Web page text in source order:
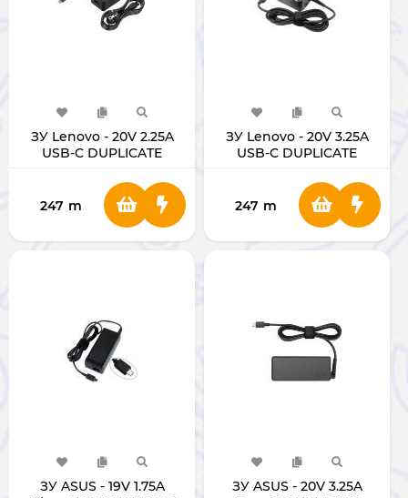
ЗУ Lenovo - 20V 2.25A
USB-C DUPLICATE
247 m
ЗУ Lenovo - 20V 3.25A
USB-C DUPLICATE
247 m
ЗУ ASUS - 19V 1.75A
ЗУ ASUS - 20V 3.25A